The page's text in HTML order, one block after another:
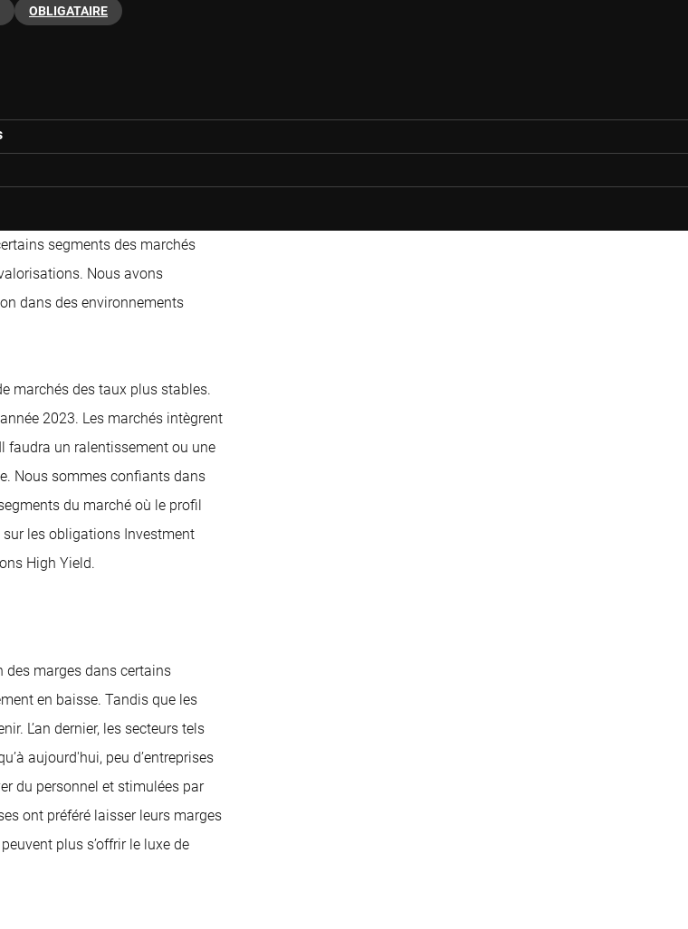
OBLIGATAIRE
segments des marchés
Nous avons
dans des environnements
marchés des taux plus stables.
2023. Les marchés intègrent
faudra un ralentissement ou une
Nous sommes confiants dans
du marché où le profil
les obligations Investment
High Yield.
des marges dans certains
en baisse. Tandis que les
L’an dernier, les secteurs tels
aujourd'hui, peu d’entreprises
du personnel et stimulées par
ont préféré laisser leurs marges
plus s’offrir le luxe de